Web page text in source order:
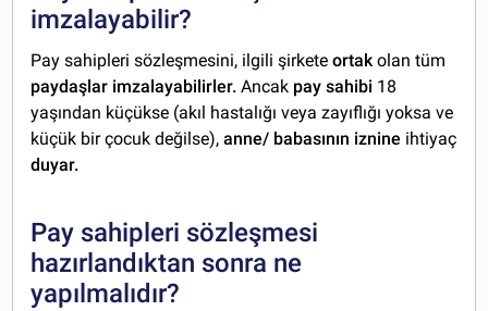
imzalayabilir?
Pay sahipleri sözleşmesini, ilgili şirketeortakolan tüm
paydaşlar imzalayabilirler. Ancak pay sahibi 18
yaşından küçükse (akıl hastalığı veya zayıflığı yoksa ve
küçük bir çocuk değilse),anne/ babasının iznine ihtiyaç
duyar.
Pay sahipleri sözleşmesi
hazırlandıktan sonra ne
yapılmalıdır?